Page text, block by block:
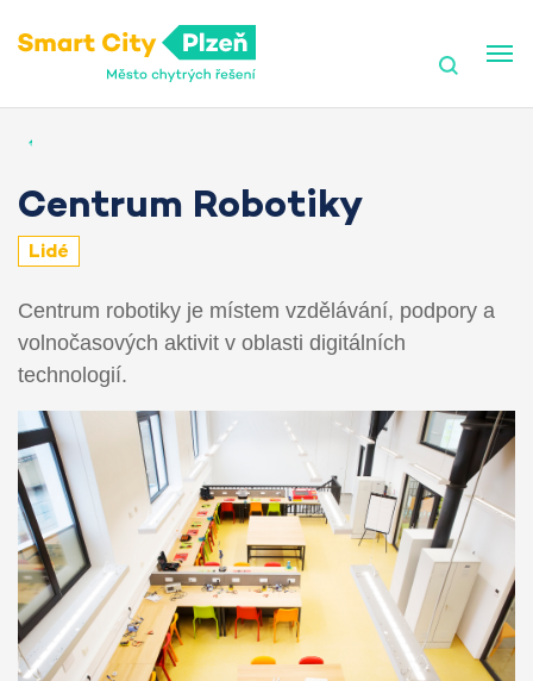
Centrum Robotiky
Lidé
Centrum robotiky je místem vzdělávání, podpory a
volnočasových aktivit v oblasti digitálních
technologií.